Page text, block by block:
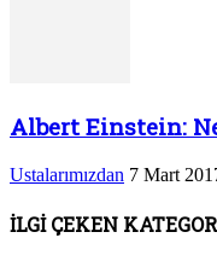
Albert Einstein:
Ustalarımızdan 7 Mart
İLGİ ÇEKEN